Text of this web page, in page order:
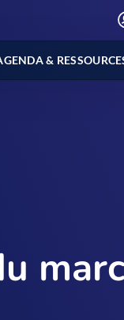
&